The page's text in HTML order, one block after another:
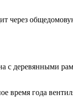
через
с деревянными
время года